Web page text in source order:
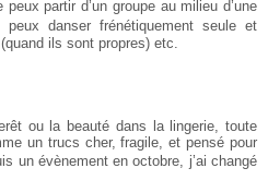
partir d’un groupe au milieu d’une
danser frénétiquement seule et
ils sont propres) etc.
ou la beauté dans la lingerie, toute
un trucs cher, fragile, et pensé pour
un évènement en octobre, j’ai changé